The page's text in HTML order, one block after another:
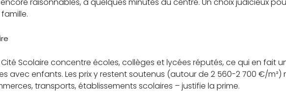
Scolaire concentre écoles, collèges et lycées réputés, ce qui en fait
avec enfants. Les prix y restent soutenus (autour de 2 560-2 700 €/m²)
transports, établissements scolaires – justifie la prime.